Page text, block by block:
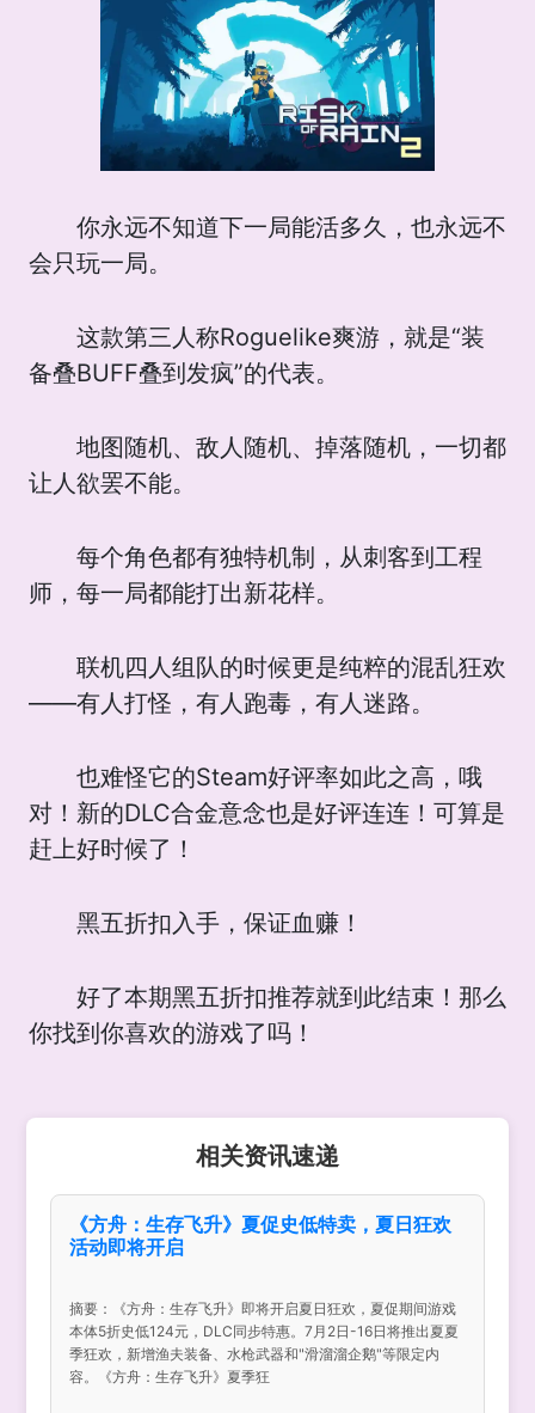
你永远不知道下一局能活多久，也永远不
会只玩一局。
这款第三人称Roguelike爽游，就是“装
备叠BUFF叠到发疯”的代表。
地图随机、敌人随机、掉落随机，一切都
让人欲罢不能。
每个角色都有独特机制，从刺客到工程
师，每一局都能打出新花样。
联机四人组队的时候更是纯粹的混乱狂欢
——有人打怪，有人跑毒，有人迷路。
也难怪它的Steam好评率如此之高，哦
对！新的DLC合金意念也是好评连连！可算是
赶上好时候了！
黑五折扣入手，保证血赚！
好了本期黑五折扣推荐就到此结束！那么
你找到你喜欢的游戏了吗！
相关资讯速递
《方舟：生存飞升》夏促史低特卖，夏日狂欢
活动即将开启
摘要：《方舟：生存飞升》即将开启夏日狂欢，夏促期间游戏
本体5折史低124元，DLC同步特惠。7月2日-16日将推出夏夏
季狂欢，新增渔夫装备、水枪武器和"滑溜溜企鹅"等限定内
容。《方舟：生存飞升》夏季狂